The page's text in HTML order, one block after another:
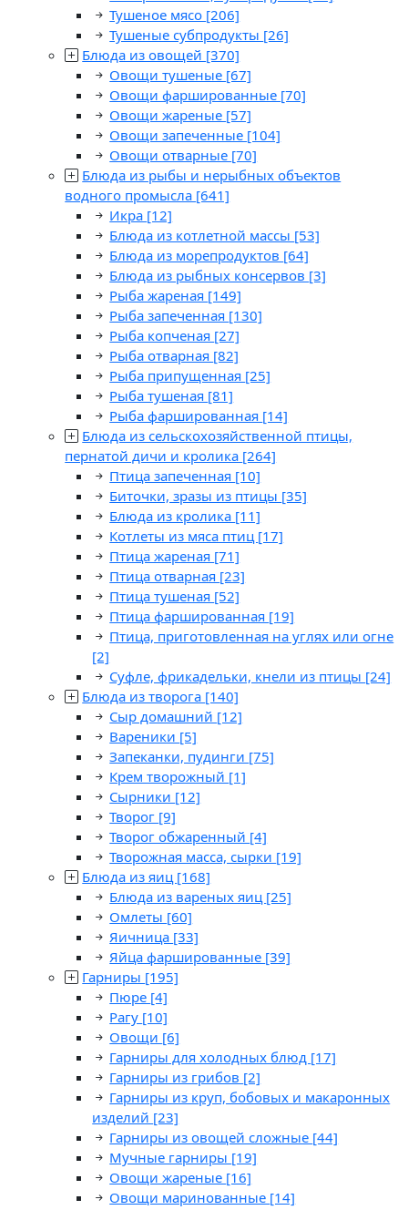
Тушеное мясо [206]
Тушеные субпродукты [26]
Блюда из овощей [370]
Овощи тушеные [67]
Овощи фаршированные [70]
Овощи жареные [57]
Овощи запеченные [104]
Овощи отварные [70]
Блюда из рыбы и нерыбных объектов
водного промысла [641]
Икра [12]
Блюда из котлетной массы [53]
Блюда из морепродуктов [64]
Блюда из рыбных консервов [3]
Рыба жареная [149]
Рыба запеченная [130]
Рыба копченая [27]
Рыба отварная [82]
Рыба припущенная [25]
Рыба тушеная [81]
Рыба фаршированная [14]
Блюда из сельскохозяйственной птицы,
пернатой дичи и кролика [264]
Птица запеченная [10]
Биточки, зразы из птицы [35]
Блюда из кролика [11]
Котлеты из мяса птиц [17]
Птица жареная [71]
Птица отварная [23]
Птица тушеная [52]
Птица фаршированная [19]
Птица, приготовленная на углях или огне
[2]
Суфле, фрикадельки, кнели из птицы [24]
Блюда из творога [140]
Сыр домашний [12]
Вареники [5]
Запеканки, пудинги [75]
Крем творожный [1]
Сырники [12]
Творог [9]
Творог обжаренный [4]
Творожная масса, сырки [19]
Блюда из яиц [168]
Блюда из вареных яиц [25]
Омлеты [60]
Яичница [33]
Яйца фаршированные [39]
Гарниры [195]
Пюре [4]
Рагу [10]
Овощи [6]
Гарниры для холодных блюд [17]
Гарниры из грибов [2]
Гарниры из круп, бобовых и макаронных
изделий [23]
Гарниры из овощей сложные [44]
Мучные гарниры [19]
Овощи жареные [16]
Овощи маринованные [14]